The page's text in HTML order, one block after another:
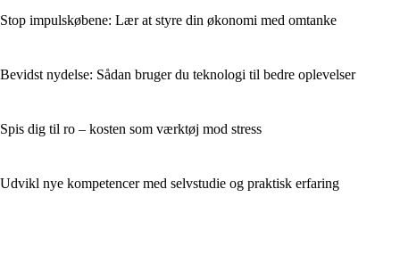
Stop impulskøbene: Lær at styre din økonomi med omtanke
Bevidst nydelse: Sådan bruger du teknologi til bedre oplevelser
Spis dig til ro – kosten som værktøj mod stress
Udvikl nye kompetencer med selvstudie og praktisk erfaring